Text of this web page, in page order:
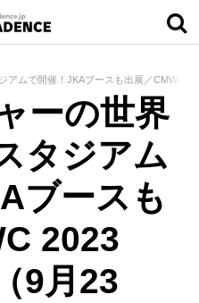
アムで開催！JKAブースも出展／CMWC
ーの世界
タジアム
ブースも
2023
9月23